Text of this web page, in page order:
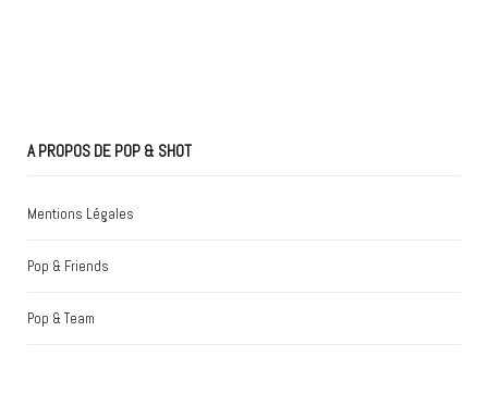
A PROPOS DE POP & SHOT
Mentions Légales
Pop & Friends
Pop & Team